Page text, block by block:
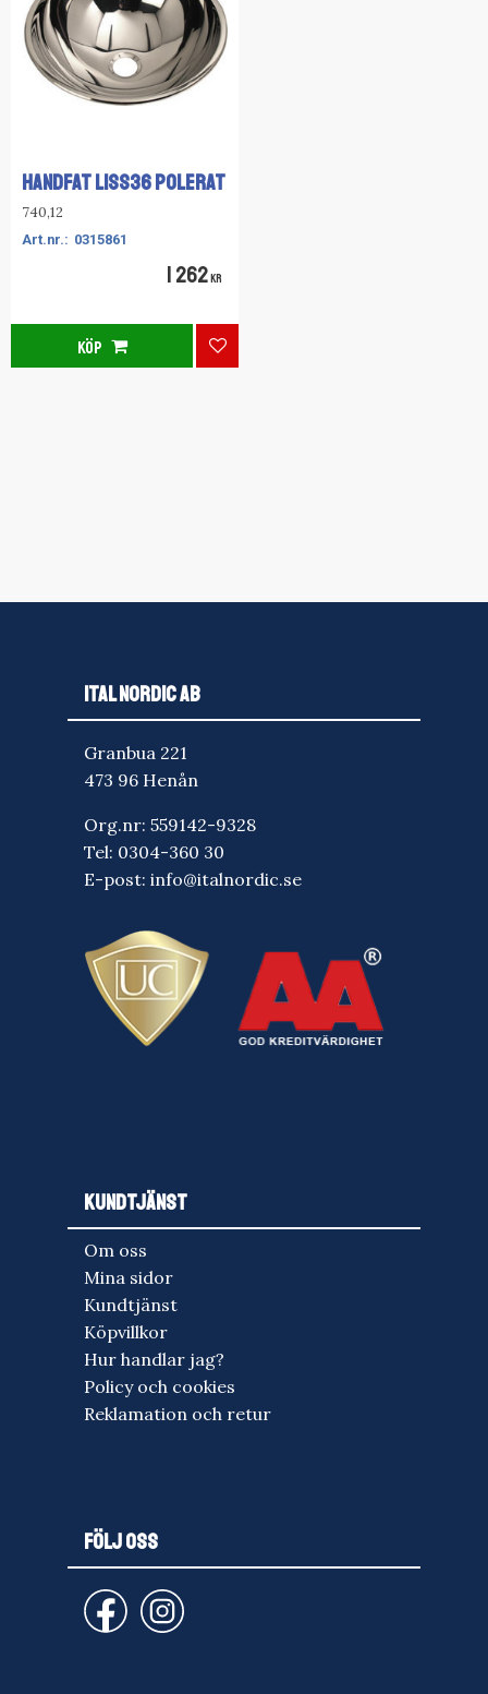
HANDFAT LISS36 POLERAT
740,12
0315861
1 262KR
Lägg till i favoriter
KÖP
ITAL NORDIC AB
Granbua 221
473 96 Henån
Org.nr: 559142-9328
Tel: 0304-360 30
E-post: info@italnordic.se
KUNDTJÄNST
Om oss
Mina sidor
Kundtjänst
Köpvillkor
Hur handlar jag?
Policy och cookies
Reklamation och retur
FÖLJ OSS